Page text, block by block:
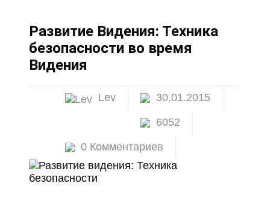
Развитие Видения: Техника
безопасности во время
Видения
Lev 30.01.2015
6052
0 Комментариев